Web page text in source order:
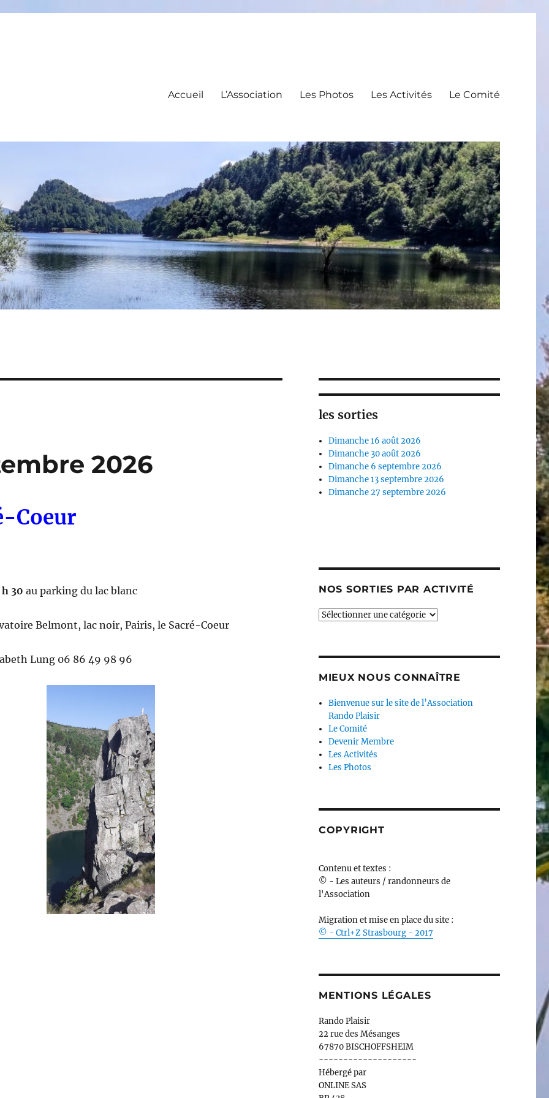
Accueil L’Association Les Photos Les Activités Le Comité
2026
Coeur
h 30 au parking du lac blanc
Belmont, lac noir, Pairis, le Sacré-Coeur
Lung 06 86 49 98 96
les sorties
Dimanche 16 août 2026
Dimanche 30 août 2026
Dimanche 6 septembre 2026
Dimanche 13 septembre 2026
Dimanche 27 septembre 2026
NOS SORTIES PAR ACTIVITÉ
Nos
MIEUX NOUS CONNAÎTRE
Bienvenue sur le site de l’Association
Rando Plaisir
Le Comité
Devenir Membre
Les Activités
Les Photos
COPYRIGHT
Contenu et textes :
© - Les auteurs / randonneurs de
l'Association
Migration et mise en place du site :
© - Ctrl+Z Strasbourg - 2017
MENTIONS LÉGALES
Rando Plaisir
22 rue des Mésanges
67870 BISCHOFFSHEIM
--------------------
Hébergé par
ONLINE SAS